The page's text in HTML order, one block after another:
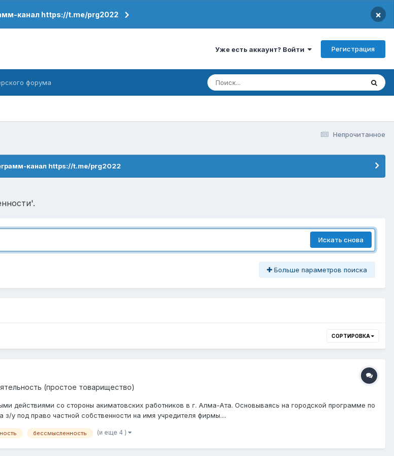
канал https://t.me/prg2022 ×
Уже есть аккаунт? Войти Регистрация
форума
Непрочитанное
канал https://t.me/prg2022
Искать снова
Больше параметров поиска
СОРТИРОВКА
(простое товарищество)
действиями со стороны акиматовских работников в г. Алма-Ата. Основываясь на городской программе по
у под право частной собственности на имя учредителя фирмы....
бессмысленность (и еще 4 )